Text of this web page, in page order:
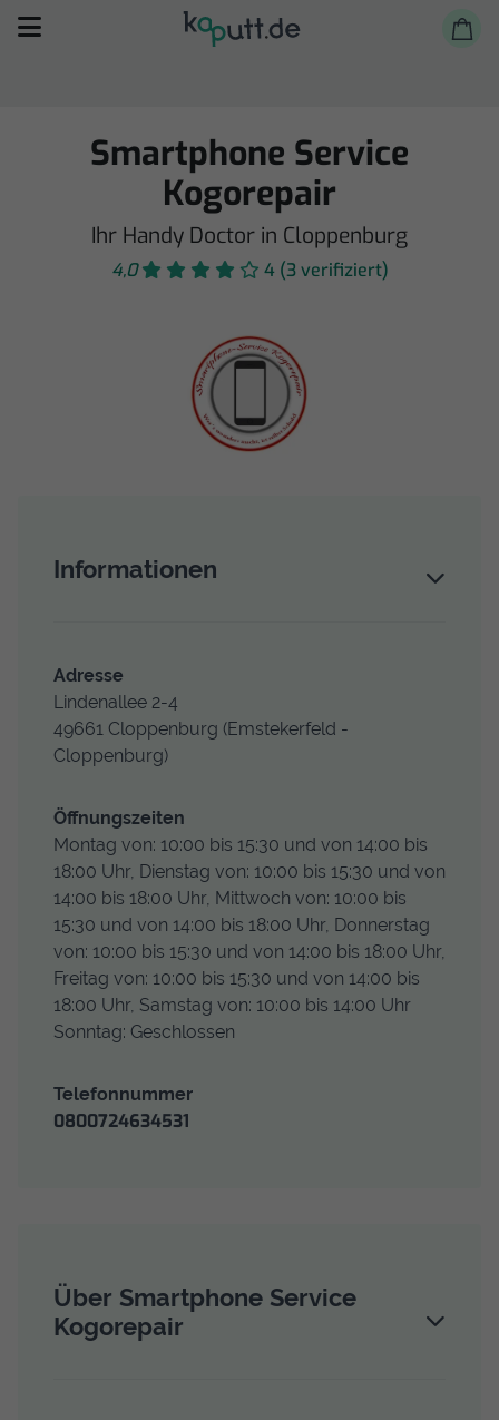
Selbst reparieren
Smartphone Service
Kogorepair
Ihr Handy Doctor in Cloppenburg
4,0 4 (3 verifiziert)
Informationen
Adresse
Lindenallee 2-4
49661 Cloppenburg (Emstekerfeld -
Cloppenburg)
Öffnungs­zeiten
Montag von: 10:00 bis 15:30 und von 14:00 bis
18:00 Uhr, Dienstag von: 10:00 bis 15:30 und von
14:00 bis 18:00 Uhr, Mittwoch von: 10:00 bis
15:30 und von 14:00 bis 18:00 Uhr, Donnerstag
von: 10:00 bis 15:30 und von 14:00 bis 18:00 Uhr,
Freitag von: 10:00 bis 15:30 und von 14:00 bis
18:00 Uhr, Samstag von: 10:00 bis 14:00 Uhr
Sonntag: Geschlossen
Telefon­nummer
0800724634531
Über Smartphone Service
Kogorepair